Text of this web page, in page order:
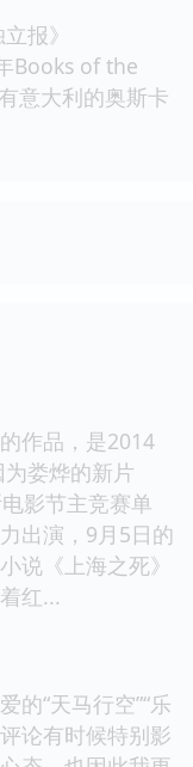
报》
Books of the
意大利的奥斯卡
作品，是2014
娄烨的新片
影节主竞赛单
出演，9月5日的
说《上海之死》
红...
的“天马行空”“乐
论有时候特别影